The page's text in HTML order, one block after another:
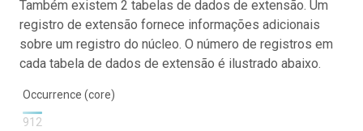
Também existem 2 tabelas de dados de extensão. Um
registro de extensão fornece informações adicionais
sobre um registro do núcleo. O número de registros em
cada tabela de dados de extensão é ilustrado abaixo.
Occurrence (core)
912